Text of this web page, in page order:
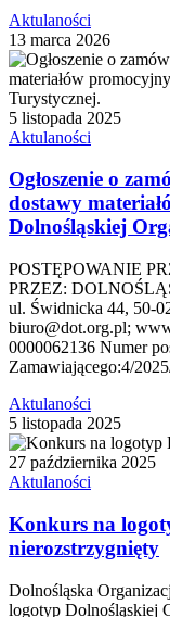
Aktulaności
13 marca 2026
5 listopada 2025
Aktulaności
Ogłoszenie o
dostawy
Dolnośląskiej
POSTĘPOWANIE
PRZEZ:
ul. Świdnicka 44, 50-
biuro@dot.org.pl;
0000062136 Numer
Zamawiającego:4/
Aktulaności
5 listopada 2025
27 października 2025
Aktulaności
Konkurs na
nierozstrzygnięty
Dolnośląska
logotyp Dolnośląskiej